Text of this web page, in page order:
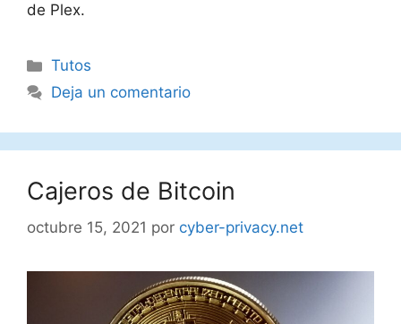
de Plex.
Categorías
Tutos
Deja un comentario
Cajeros de Bitcoin
octubre 15, 2021 por cyber-privacy.net